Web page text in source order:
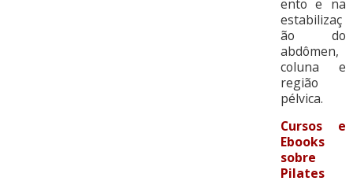
ento e na
estabilizaç
ão do
abdômen,
coluna e
região
pélvica.
Cursos e
Ebooks
sobre
Pilates